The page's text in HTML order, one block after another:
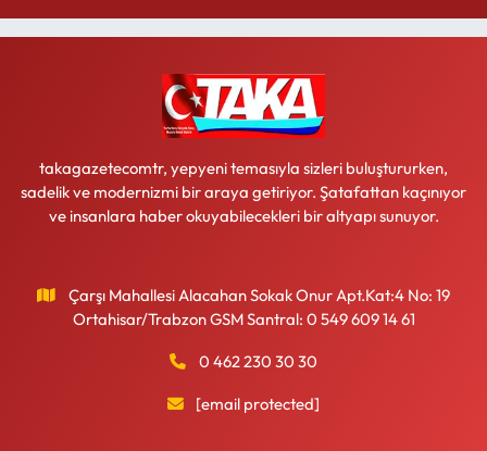
takagazetecomtr, yepyeni temasıyla sizleri buluştururken,
sadelik ve modernizmi bir araya getiriyor. Şatafattan kaçınıyor
ve insanlara haber okuyabilecekleri bir altyapı sunuyor.
Çarşı Mahallesi Alacahan Sokak Onur Apt.Kat:4 No: 19
Ortahisar/Trabzon GSM Santral: 0 549 609 14 61
0 462 230 30 30
[email protected]